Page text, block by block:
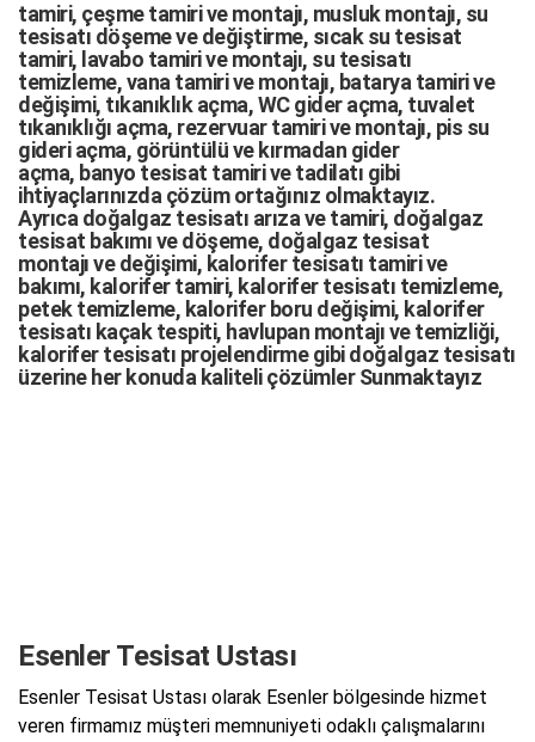
tamiri, çeşme tamirivemontajı, musluk montajı, su
tesisatı döşemeve değiştirme, sıcak su tesisat
tamiri, lavabo tamirivemontajı, su tesisatı
temizleme,vana tamirivemontajı, batarya tamirive
değişimi, tıkanıklık açma,WC gider açma, tuvalet
tıkanıklığı açma, rezervuar tamirive montajı, pis su
gideri açma, görüntülü ve kırmadan gider
açma, banyo tesisat tamirivetadilatı gibi
ihtiyaçlarınızda çözüm ortağınız olmaktayız.
Ayrıca doğalgaz tesisatı arızave tamiri, doğalgaz
tesisat bakımıve döşeme, doğalgaz tesisat
montajıve değişimi, kalorifer tesisatı tamiri ve
bakımı, kalorifer tamiri, kalorifer tesisatı temizleme,
petek temizleme, kalorifer boru değişimi, kalorifer
tesisatı kaçak tespiti, havlupan montajı ve temizliği,
kalorifer tesisatı projelendirme gibi d oğalgaz tesisatı
üzerine her konuda kaliteli çözümler Sunmaktayız
Esenler Tesisat Ustası
Esenler Tesisat Ustası olarak Esenler bölgesinde hizmet
veren firmamız müşteri memnuniyeti odaklı çalışmalarını